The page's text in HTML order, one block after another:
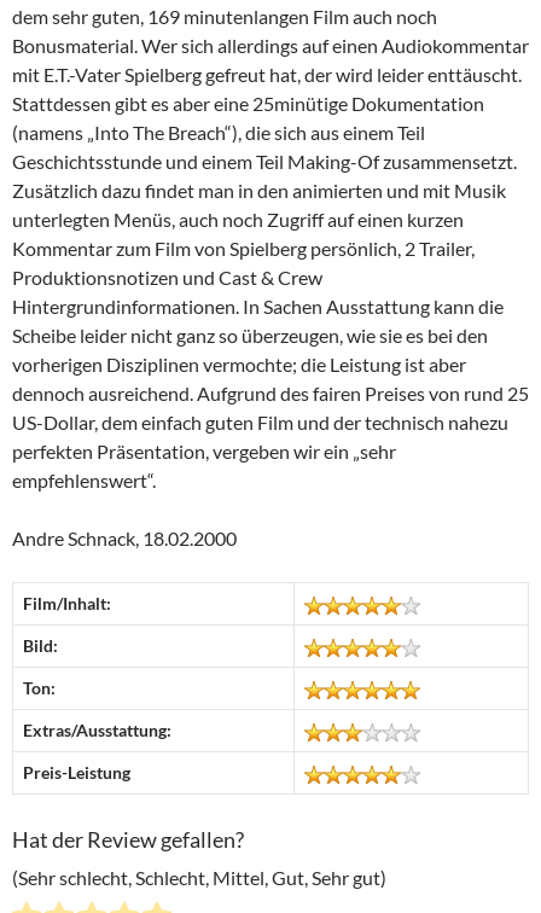
dem sehr guten, 169 minutenlangen Film auch noch
Bonusmaterial. Wer sich allerdings auf einen Audiokommentar
mit E.T.-Vater Spielberg gefreut hat, der wird leider enttäuscht.
Stattdessen gibt es aber eine 25minütige Dokumentation
(namens „Into The Breach“), die sich aus einem Teil
Geschichtsstunde und einem Teil Making-Of zusammensetzt.
Zusätzlich dazu findet man in den animierten und mit Musik
unterlegten Menüs, auch noch Zugriff auf einen kurzen
Kommentar zum Film von Spielberg persönlich, 2 Trailer,
Produktionsnotizen und Cast & Crew
Hintergrundinformationen. In Sachen Ausstattung kann die
Scheibe leider nicht ganz so überzeugen, wie sie es bei den
vorherigen Disziplinen vermochte; die Leistung ist aber
dennoch ausreichend. Aufgrund des fairen Preises von rund 25
US-Dollar, dem einfach guten Film und der technisch nahezu
perfekten Präsentation, vergeben wir ein „sehr
empfehlenswert“.
Andre Schnack, 18.02.2000
Film/Inhalt:
Bild:
Ton:
Extras/Ausstattung:
Preis-Leistung
Hat der Review gefallen?
(Sehr schlecht, Schlecht, Mittel, Gut, Sehr gut)